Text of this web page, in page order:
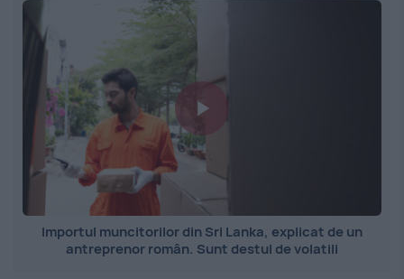
Importul muncitorilor din Sri Lanka, explicat de un
antreprenor român. Sunt destul de volatili